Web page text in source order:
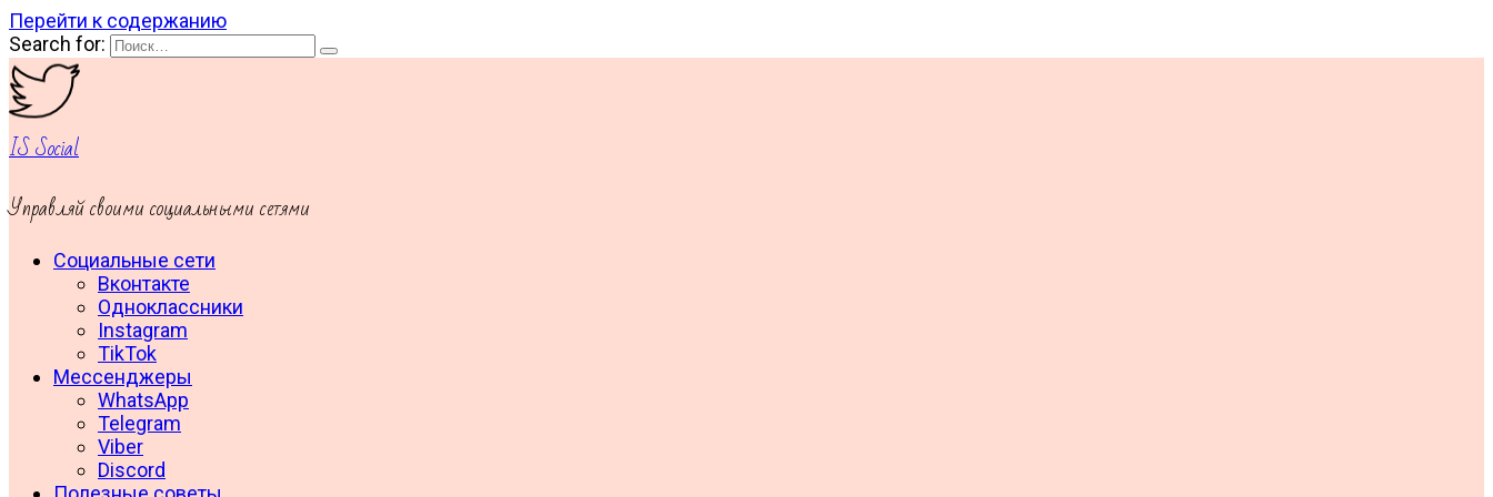
Перейти к содержанию
Search for:
IS Social
Управляй своими социальными сетями
Социальные сети
Вконтакте
Одноклассники
Instagram
TikTok
Мессенджеры
WhatsApp
Telegram
Viber
Discord